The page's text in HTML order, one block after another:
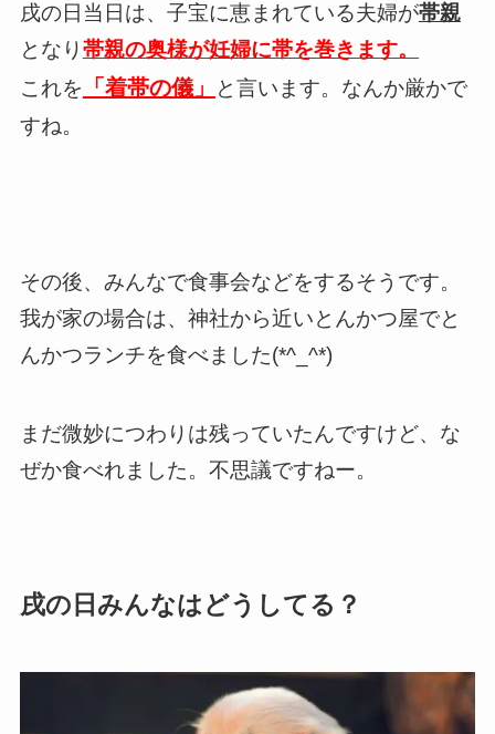
戌の日当日は、子宝に恵まれている夫婦が帯親
となり帯親の奥様が妊婦に帯を巻きます。
これを
「着帯の儀」
と言います。なんか厳かで
すね。
その後、みんなで食事会などをするそうです。
我が家の場合は、神社から近いとんかつ屋でと
んかつランチを食べました(*^_^*)
まだ微妙につわりは残っていたんですけど、な
ぜか食べれました。不思議ですねー。
戌の日みんなはどうしてる？